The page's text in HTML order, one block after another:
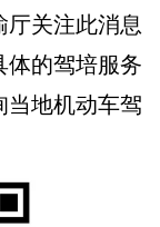
关注此消息
体的驾培服务
地机动车驾